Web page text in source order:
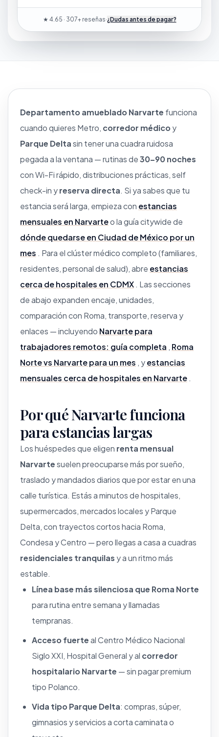
★ 4.65 · 307+ reseñas·¿Dudas antes de pagar?
Departamento amueblado Narvarte funciona
cuando quieres Metro, corredor médicoy
Parque Deltasin tener una cuadra ruidosa
pegada a la ventana — rutinas de30–90 noches
con Wi-Fi rápido, distribuciones prácticas, self
check-in yreserva directa. Si ya sabes que tu
estancia será larga, empieza con estancias
mensuales en Narvarteo la guía citywide de
dónde quedarse en Ciudad de México por un
mes . Para el clúster médico completo (familiares,
residentes, personal de salud), abre estancias
cerca de hospitales en CDMX. Las secciones
de abajo expanden encaje, unidades,
comparación con Roma, transporte, reserva y
enlaces — incluyendo Narvarte para
trabajadores remotos: guía completa , Roma
Norte vs Narvarte para un mes , yestancias
mensuales cerca de hospitales en Narvarte.
Por qué Narvarte funciona
para estancias largas
Los huéspedes que eligen renta mensual
Narvartesuelen preocuparse más por sueño,
traslado y mandados diarios que por estar en una
calle turística. Estás a minutos de hospitales,
supermercados, mercados locales y Parque
Delta, con trayectos cortos hacia Roma,
Condesa y Centro — pero llegas a casa a cuadras
residenciales tranquilas y a un ritmo más
estable.
Línea base más silenciosa que Roma Norte
para rutina entre semana y llamadas
tempranas.
Acceso fuerteal Centro Médico Nacional
Siglo XXI, Hospital General y al corredor
hospitalario Narvarte — sin pagar premium
tipo Polanco.
Vida tipo Parque Delta: compras, súper,
gimnasios y servicios a corta caminata o